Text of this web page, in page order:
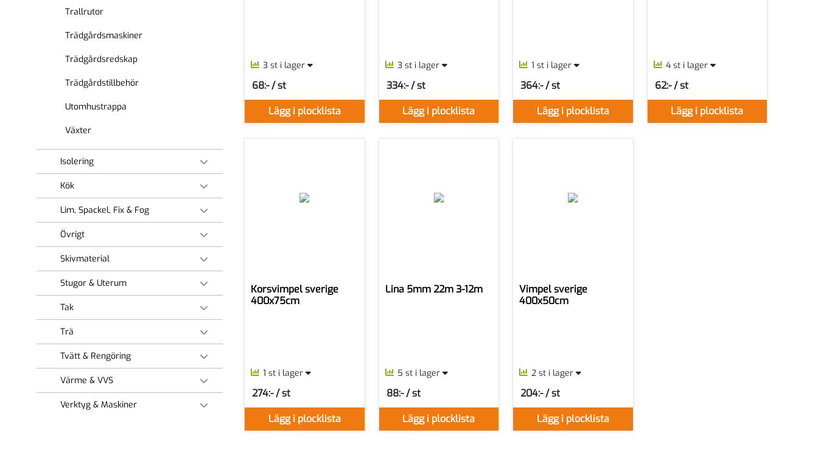
Trallrutor
Trädgårdsmaskiner
Trädgårdsredskap
Trädgårdstillbehör
Utomhustrappa
Växter
Isolering
Kök
Lim, Spackel, Fix & Fog
Övrigt
Skivmaterial
Stugor & Uterum
Tak
Trä
Tvätt & Rengöring
Värme & VVS
Verktyg & Maskiner
3 st i lager
Lägg i plocklista
68:- / st
SEK per ST
3 st i lager
Lägg i plocklista
334:- / st
SEK per ST
1 st i lager
Lägg i plocklista
364:- / st
SEK per ST
4 st i lager
Lägg i plocklista
62:- / st
SEK per ST
Korsvimpel sverige
400x75cm
1 st i lager
Lägg i plocklista
274:- / st
SEK per ST
Lina 5mm 22m 3-12m
5 st i lager
Lägg i plocklista
88:- / st
SEK per ST
Vimpel sverige
400x50cm
2 st i lager
Lägg i plocklista
204:- / st
SEK per ST